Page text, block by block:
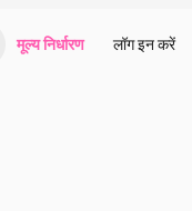
मूल्य निर्धारण लॉग इन करें